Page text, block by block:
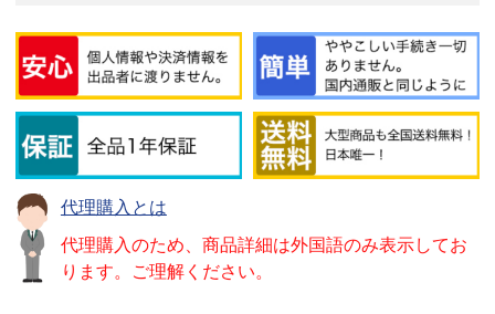
代理購入とは
代理購入のため、商品詳細は外国語のみ表示してお
ります。ご理解ください。